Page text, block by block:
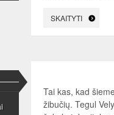
SKAITYTI
Tai kas, kad
žibučių. Tegul